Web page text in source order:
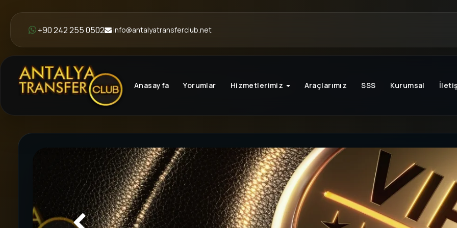
+90 242 255 0502 info@antalyatransferclub.net
Anasayfa Yorumlar Hizmetlerimiz Araçlarımız SSS Kurumsal